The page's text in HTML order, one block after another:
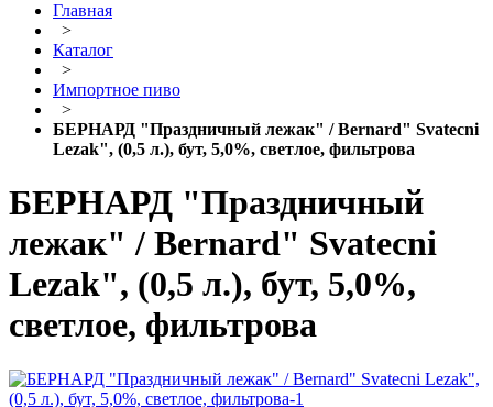
Главная
>
Каталог
>
Импортное пиво
>
БЕРНАРД "Праздничный лежак" / Bernard" Svatecni
Lezak", (0,5 л.), бут, 5,0%, светлое, фильтрова
БЕРНАРД "Праздничный
лежак" / Bernard" Svatecni
Lezak", (0,5 л.), бут, 5,0%,
светлое, фильтрова